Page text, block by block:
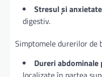
Stresul și
digestiv.
Simptomele durerilor de
Dureri